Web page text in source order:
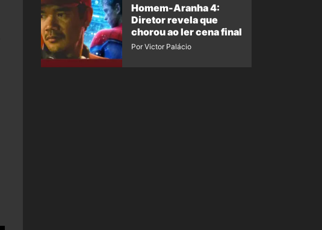
Homem-Aranha 4:
Diretor revela que
chorou ao ler cena final
Por Victor Palácio